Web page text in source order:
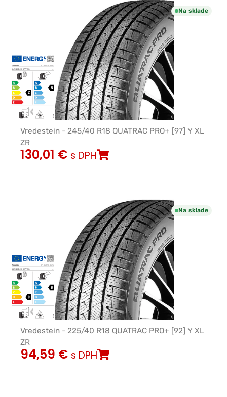
Na sklade
Vredestein - 245/40 R18 QUATRAC PRO+ [97] Y XL
ZR
130,01 € s DPH
Na sklade
Vredestein - 225/40 R18 QUATRAC PRO+ [92] Y XL
ZR
94,59 € s DPH